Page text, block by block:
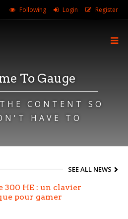
Following Login Register
To Gauge
CONTENT SO
HAVE TO
SEE ALL NEWS
300 HE : un clavier
pour gamer